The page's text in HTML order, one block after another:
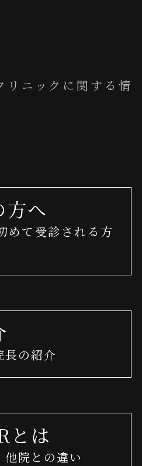
ニックに関する情
方へ
めて受診される方
長の紹介
とは
院との違い